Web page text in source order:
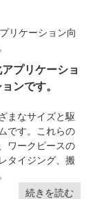
プリケーショ
ンです。
まなサイズと駆
です。これらの
ワークピースの
タイジング、搬
続きを読む